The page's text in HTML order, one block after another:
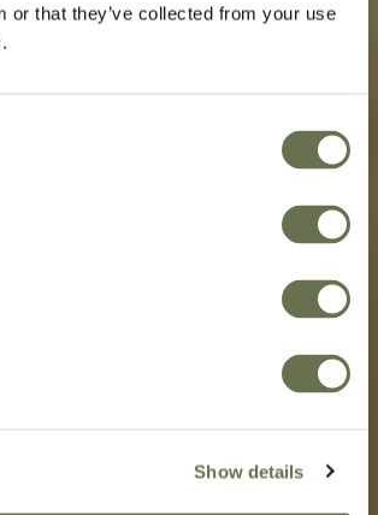
or that they’ve collected from your use
Show details
en Trigo
asegurar el máximo potencial
a encontrar datos sobre;
preemergentes y
y análisis de resultados de